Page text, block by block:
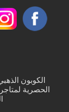
الكوبون
الحصرية